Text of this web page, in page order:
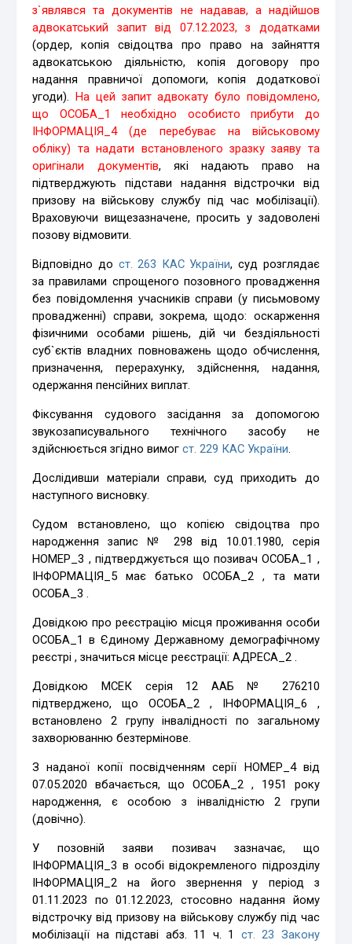
з`являвся та документів не надавав, а надійшов
адвокатський запит від 07.12.2023, з додатками
(ордер, копія свідоцтва про право на зайняття
адвокатською діяльністю, копія договору про
надання правничої допомоги, копія додаткової
угоди). На цей запит адвокату було повідомлено,
що ОСОБА_1 необхідно особисто прибути до
ІНФОРМАЦІЯ_4 (де перебуває на військовому
обліку) та надати встановленого зразку заяву та
оригінали документів, які надають право на
підтверджують підстави надання відстрочки від
призову на військову службу під час мобілізації).
Враховуючи вищезазначене, просить у задоволені
позову відмовити.
Відповідно до ст. 263 КАС України, суд розглядає
за правилами спрощеного позовного провадження
без повідомлення учасників справи (у письмовому
провадженні) справи, зокрема, щодо: оскарження
фізичними особами рішень, дій чи бездіяльності
суб`єктів владних повноважень щодо обчислення,
призначення, перерахунку, здійснення, надання,
одержання пенсійних виплат.
Фіксування судового засідання за допомогою
звукозаписувального технічного засобу не
здійснюється згідно вимогст. 229 КАС України.
Дослідивши матеріали справи, суд приходить до
наступного висновку.
Судом встановлено, що копією свідоцтва про
народження запис № 298 від 10.01.1980, серія
НОМЕР_3 , підтверджується що позивач ОСОБА_1 ,
ІНФОРМАЦІЯ_5 має батько ОСОБА_2 , та мати
ОСОБА_3 .
Довідкою про реєстрацію місця проживання особи
ОСОБА_1 в Єдиному Державному демографічному
реєстрі , значиться місце реєстрації: АДРЕСА_2 .
Довідкою МСЕК серія 12 ААБ № 276210
підтверджено, що ОСОБА_2 , ІНФОРМАЦІЯ_6 ,
встановлено 2 групу інвалідності по загальному
захворюванню безтермінове.
З наданої копії посвідченням серії НОМЕР_4 від
07.05.2020 вбачається, що ОСОБА_2 , 1951 року
народження, є особою з інвалідністю 2 групи
(довічно).
У позовній заяви позивач зазначає, що
ІНФОРМАЦІЯ_3 в особі відокремленого підрозділу
ІНФОРМАЦІЯ_2 на його звернення у період з
01.11.2023 по 01.12.2023, стосовно надання йому
відстрочку від призову на військову службу під час
мобілізації на підставі абз. 11 ч. 1 ст. 23 Закону